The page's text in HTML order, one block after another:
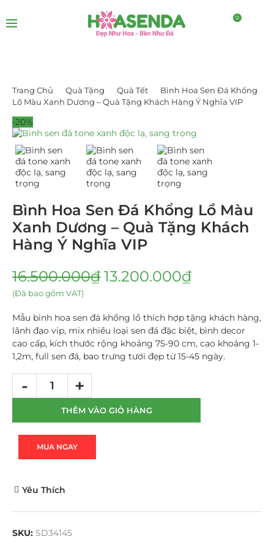
0
Trang Chủ Quà Tặng Quà Tết
Bình Hoa Sen Đá Khổng
Lồ Màu Xanh Dương – Quà Tặng Khách Hàng Ý Nghĩa VIP
-20%
Bình Hoa Sen Đá Khổng Lồ Màu
Xanh Dương – Quà Tặng Khách
Hàng Ý Nghĩa VIP
16.500.000₫ 13.200.000₫
(Đã bao gồm VAT)
Mẫu bình hoa sen đá khổng lồ thích hợp tặng khách hàng,
lãnh đạo vip, mix nhiều loại sen đá đặc biệt, bình decor
cao cấp, kích thước rộng khoảng 75-90 cm, cao khoảng 1-
1,2m, full sen đá, bao trưng tươi đẹp từ 15-45 ngày.
THÊM VÀO GIỎ HÀNG
MUA NGAY
Yêu Thích
SKU: SD34145